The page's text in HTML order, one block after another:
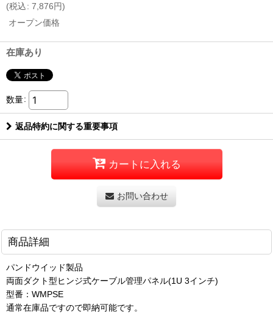
(税込: 7,876円)
オープン価格
在庫あり
数量:
返品特約に関する重要事項
カートに入れる
お問い合わせ
商品詳細
パンドウイッド製品
両面ダクト型ヒンジ式ケーブル管理パネル(1U 3インチ)
型番：WMPSE
通常在庫品ですので即納可能です。